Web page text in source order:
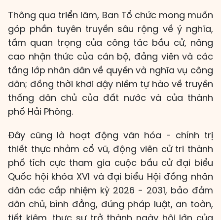
Thông qua triển lãm, Ban Tổ chức mong muốn
góp phần tuyên truyền sâu rộng về ý nghĩa,
tầm quan trọng của công tác bầu cử, nâng
cao nhận thức của cán bộ, đảng viên và các
tầng lớp nhân dân về quyền và nghĩa vụ công
dân; đồng thời khơi dậy niềm tự hào về truyền
thống dân chủ của đất nước và của thành
phố Hải Phòng.
Đây cũng là hoạt động văn hóa - chính trị
thiết thực nhằm cổ vũ, động viên cử tri thành
phố tích cực tham gia cuộc bầu cử đại biểu
Quốc hội khóa XVI và đại biểu Hội đồng nhân
dân các cấp nhiệm kỳ 2026 - 2031, bảo đảm
dân chủ, bình đẳng, đúng pháp luật, an toàn,